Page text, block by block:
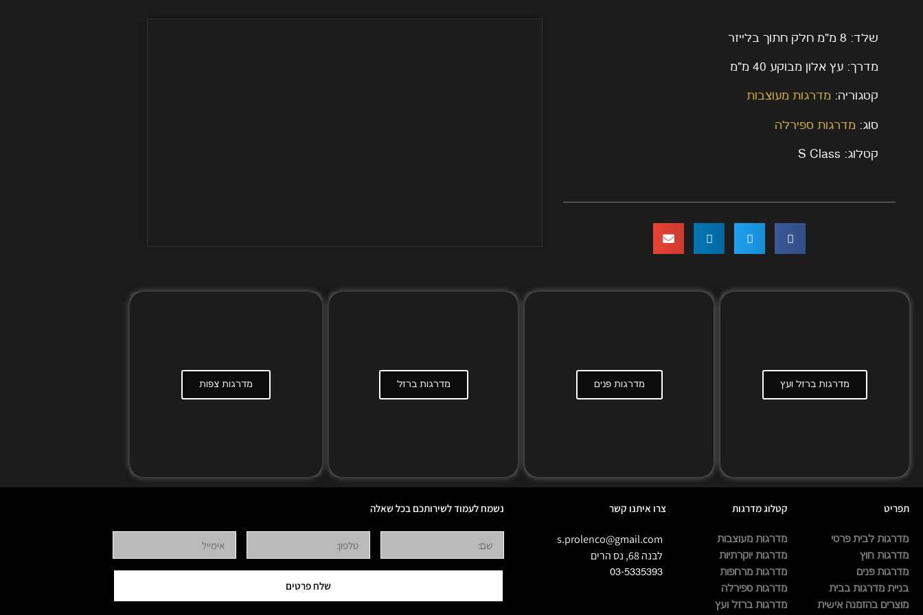
שלד: 8 מ"מ חלק חתוך בלייזר
מדרך: עץ אלון מבוקע 40 מ"מ
קטגוריה: מדרגות מעוצבות
סוג: מדרגות ספירלה
קטלוג: S Class
מדרגות ברזל ועץ מדרגות פנים מדרגות ברזל מדרגות צפות
תפריט
מדרגות לבית פרטי
מדרגות חוץ
מדרגות פנים
בניית מדרגות בבית
מוצרים בהזמנה אישית
קטלוג מדרגות
מדרגות מעוצבות
מדרגות יוקרתיות
מדרגות מרחפות
מדרגות ספירלה
מדרגות ברזל ועץ
צרו איתנו קשר
s.prolenco@gmail.com
לבנה 68, נס הרים
03-5335393
נשמח לעמוד לשירותכם בכל שאלה
שלח פרטים